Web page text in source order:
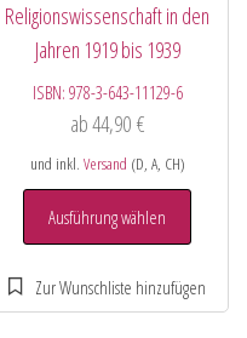
Religionswissenschaft in den
Jahren 1919 bis 1939
ISBN: 978-3-643-11129-6
ab44,90 €
und inkl. Versand (D, A, CH)
Ausführung wählen